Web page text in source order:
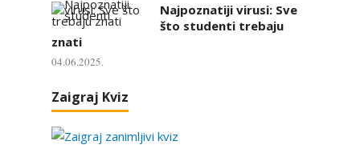
Najpoznatiji virusi: Sve
što studenti trebaju
znati
04.06.2025.
Zaigraj Kviz